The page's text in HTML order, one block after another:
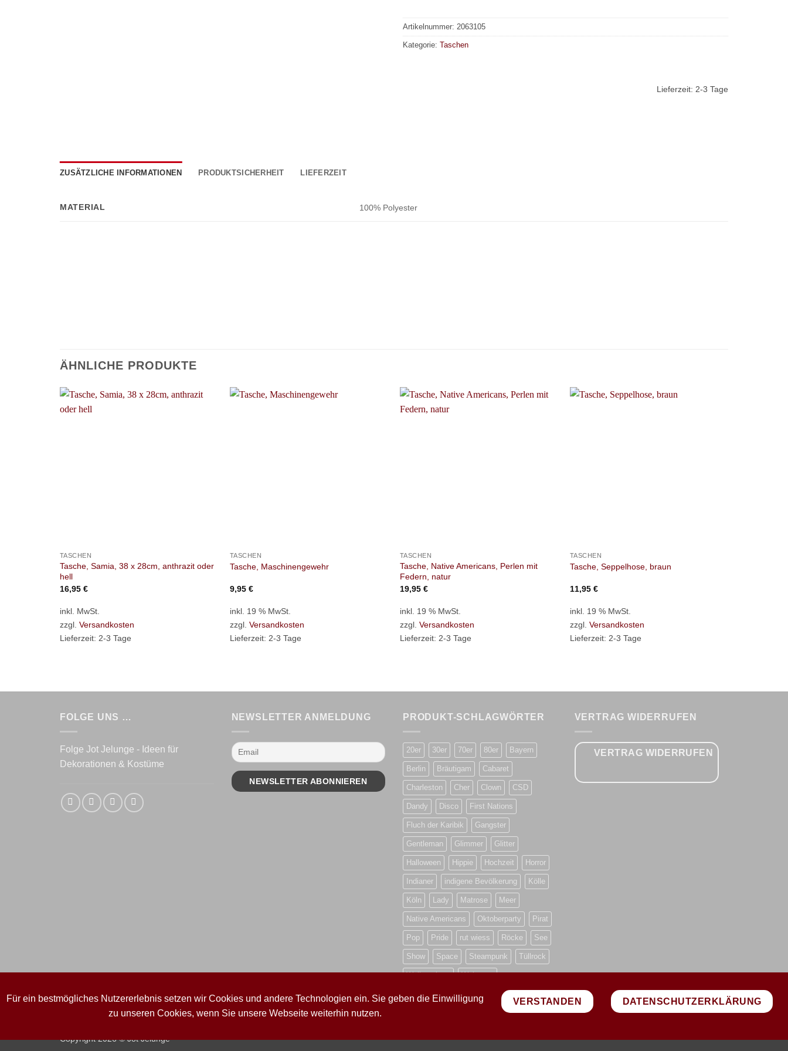
Artikelnummer: 2063105
Kategorie: Taschen
Lieferzeit: 2-3 Tage
ZUSÄTZLICHE INFORMATIONEN PRODUKTSICHERHEIT LIEFERZEIT
MATERIAL 100% Polyester
ÄHNLICHE PRODUKTE
TASCHEN
Tasche, Samia, 38 x 28cm, anthrazit oder
hell
16,95 €
inkl. MwSt.
zzgl. Versandkosten
Lieferzeit: 2-3 Tage
TASCHEN
Tasche, Maschinengewehr
9,95 €
inkl. 19 % MwSt.
zzgl. Versandkosten
Lieferzeit: 2-3 Tage
TASCHEN
Tasche, Native Americans, Perlen mit
Federn, natur
19,95 €
inkl. 19 % MwSt.
zzgl. Versandkosten
Lieferzeit: 2-3 Tage
TASCHEN
Tasche, Seppelhose, braun
11,95 €
inkl. 19 % MwSt.
zzgl. Versandkosten
Lieferzeit: 2-3 Tage
FOLGE UNS …
Folge Jot Jelunge - Ideen für
Dekorationen & Kostüme
NEWSLETTER ANMELDUNG PRODUKT-SCHLAGWÖRTER
20er 30er 70er 80er Bayern
Berlin Bräutigam Cabaret
Charleston Cher Clown CSD
Dandy Disco First Nations
Fluch der Karibik Gangster
Gentleman Glimmer Glitter
Halloween Hippie Hochzeit Horror
Indianer indigene Bevölkerung Kölle
Köln Lady Matrose Meer
Native Americans Oktoberparty Pirat
Pop Pride rut wiess Röcke See
Show Space Steampunk Tüllrock
Weihnachten Weltraum
VERTRAG WIDERRUFEN
VERTRAG WIDERRUFEN
Transfer
Copyright 2026 © Jot Jelunge
Für ein bestmögliches Nutzererlebnis setzen wir Cookies und andere Technologien ein. Sie geben die Einwilligung
zu unseren Cookies, wenn Sie unsere Webseite weiterhin nutzen.
VERSTANDEN DATENSCHUTZERKLÄRUNG